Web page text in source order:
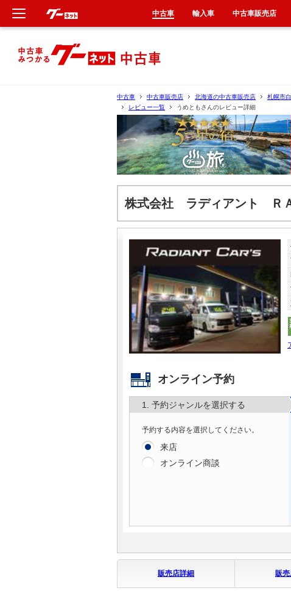
中古車 中古車販売店 北海道の中古車販売店 札幌市
レビュー一覧
うめともさんのレビュー詳細
株式会社 ラディアント Ｒ
オンライン予約
1. 予約ジャンルを選択する
予約する内容を選択してください。
来店
オンライン商談
販売店詳細 販
中古車 輸入車 中古車販売店
新車